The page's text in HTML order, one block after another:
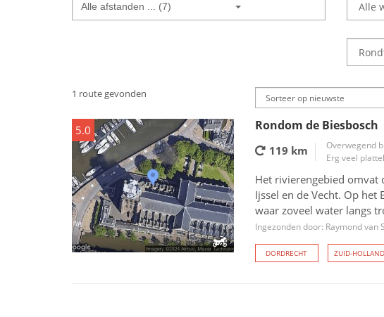
Alle afstanden ... (7)
1 route gevonden
5.0 Rondom de Biesbosch
119 km
Overwegend
Erg veel
Het rivierengebied omvat
Ijssel en de Vecht. Op
waar zoveel water langs
Ingezonden door: Raymond van
DORDRECHT ZUID-HOLLAND